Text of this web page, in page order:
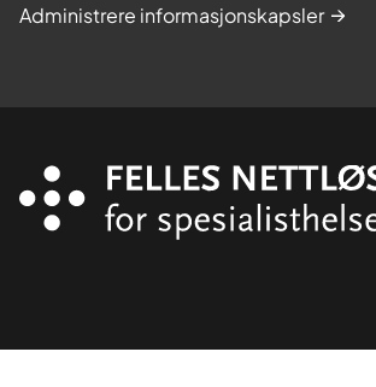
Administrere informasjonskapsler
Organisasjon